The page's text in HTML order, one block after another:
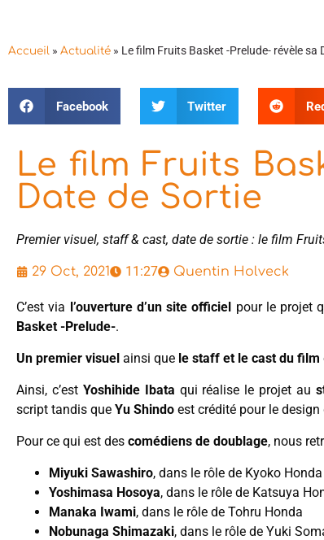
Accueil » Actualité » Le film Fruits Basket -Prelude- révèle sa
Facebook Twitter
Le film Fruits
Date de Sortie
Premier visuel, staff & cast, date de sortie : le film
29 Oct, 2021 11:27 Quentin Holveck
C’est via l’ouverture d’un site officiel pour le projet
Basket -Prelude-.
Un premier visuel ainsi que le staff et le cast du film
Ainsi, c’estYoshihide Ibata qui réalise le projet au
script tandis que Yu Shindo est crédité pour le design
Pour ce qui est des comédiens de doublage, nous
Miyuki Sawashiro, dans le rôle de Kyoko Honda
Yoshimasa Hosoya, dans le rôle de Katsuya
Manaka Iwami, dans le rôle de Tohru Honda
Nobunaga Shimazaki, dans le rôle de Yuki